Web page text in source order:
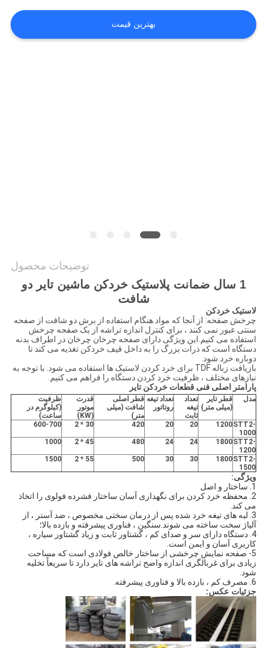
ما
سایت
PRIVACY
POLICY
بهترین قیمت
توضیحات محصول
1 سال ضمانت پلاستیک خردکن ماشین تایر دو
شافت
لاستیک خردکن
چرخش صفحه: از آنجا که مواد هنگام استفاده از برش دو شافت از صفحه
سنتی عبور نمی کنند ، برای کنترل اندازه تراشه از یک صفحه چرخش
استفاده می کنیم.این ویژگی دارای صفحه چرخان چرخان در اطراف بدنه
دستگاه است که ذرات بزرگ را به داخل قیف خردکن تغذیه می کند تا
دوباره خرد شود.
بازیافت زباله TDF برای خرد کردن لاستیک ها استفاده می شود. با توجه به
نیازهای مختلف ، ظرفیت خرد کردن دستگاه را فراهم می کنیم.
پارامتر اصلی فنی قطعات خردکن تایر
مدل
قطر تایر
(میلی متر)
تعداد
تیغه
ثابت
تعداد تیغه
روتاتور
قطر اصلی
شافت (میلی
متر)
قدرت
موتور
(KW)
ظرفیت
(کیلوگرم در
ساعت)
STT2-
1000
1200
20
20
420
30 * 2
600-700
STT2-
1200
1800
24
24
480
45 * 2
1000
STT2-
1500
1800
30
30
500
55 * 2
1500
ویژگی:
1. ساختار و اصل
2. محفظه خرد کردن برای نگهداری آسان ساختار فشرده فولوی را اتخاذ
می کند.
3. لبه های تیغه خرد شده پس از درمان سختی مخصوص ، ضد آستر ، از
آلیاژ سخت ساخته می شوند.سنگین ، فناوری پیشرفته و بازده بالا؛
4. دستگاه دارای سر و صدای کم ، گشتاور ثابت و زیاد گشتاور سیاره ،
کاربری آسان و ایمن است.
5- صفحه نمایش چرخشی از ساختار خالص فولادی است که مساحت
زیادی برای غربالگری اندازه واضح تراشه های تایر دارد تا سریعاً تخلیه
شود.
6. مصرف کم ، بازده بالا و فناوری پیشرفته.
جزئیات عکس: